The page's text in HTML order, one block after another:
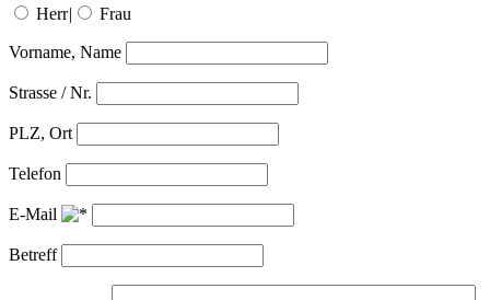
Herr| Frau
Vorname, Name
Strasse / Nr.
PLZ, Ort
Telefon
E-Mail
Betreff